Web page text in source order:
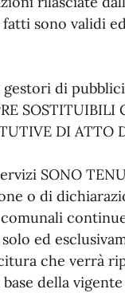
sono validi
di
SOSTITUIBILI
DI ATTO
SONO
o di
ed
che verrà
della